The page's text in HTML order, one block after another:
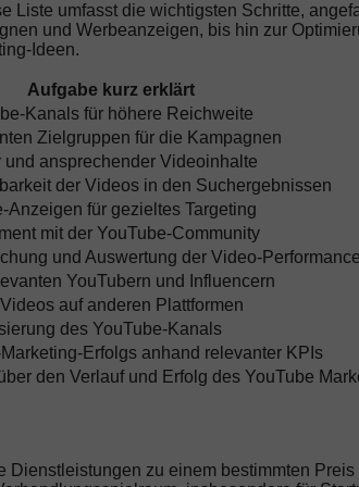
Liste umfasst die wichtigsten Schritte,
und Werbeanzeigen, bis hin zur
Ideen.
Aufgabe kurz erklärt
Kanals für höhere Reichweite
Zielgruppen für die Kampagnen
ansprechender Videoinhalte
der Videos in den Suchergebnissen
Anzeigen für gezieltes Targeting
mit der YouTube-Community
und Auswertung der Video-Performance
YouTubern und Influencern
auf anderen Plattformen
des YouTube-Kanals
Erfolgs anhand relevanter KPIs
den Verlauf und Erfolg des YouTube
zu einem bestimmten Preis